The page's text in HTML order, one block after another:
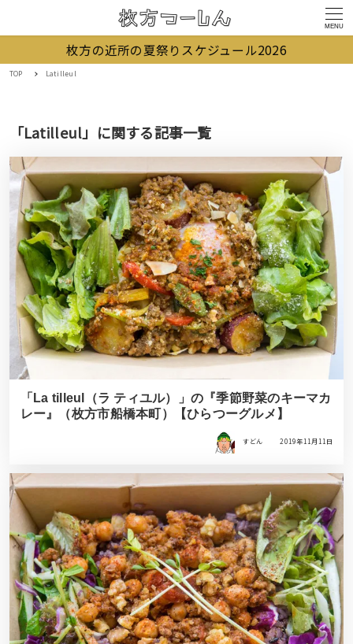
MENU
枚方の近所の夏祭りスケジュール2026
TOP Latilleul
「Latilleul」に関する記事一覧
「La tilleul（ラ ティユル）」の『季節野菜のキーマカ
レー』（枚方市船橋本町）【ひらつーグルメ】
すどん 2019年11月11日